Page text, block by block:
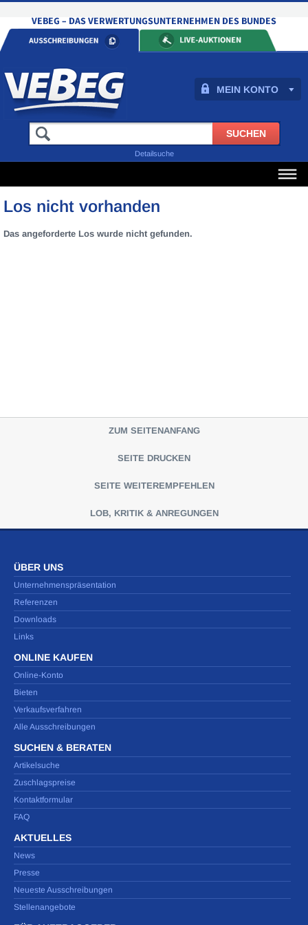
MEIN KONTO
Detailsuche
Los nicht vorhanden
Das angeforderte Los wurde nicht gefunden.
ZUM SEITENANFANG
SEITE DRUCKEN
SEITE WEITEREMPFEHLEN
LOB, KRITIK & ANREGUNGEN
ÜBER UNS
Unternehmenspräsentation
Referenzen
Downloads
Links
ONLINE KAUFEN
Online-Konto
Bieten
Verkaufsverfahren
Alle Ausschreibungen
SUCHEN & BERATEN
Artikelsuche
Zuschlagspreise
Kontaktformular
FAQ
AKTUELLES
News
Presse
Neueste Ausschreibungen
Stellenangebote